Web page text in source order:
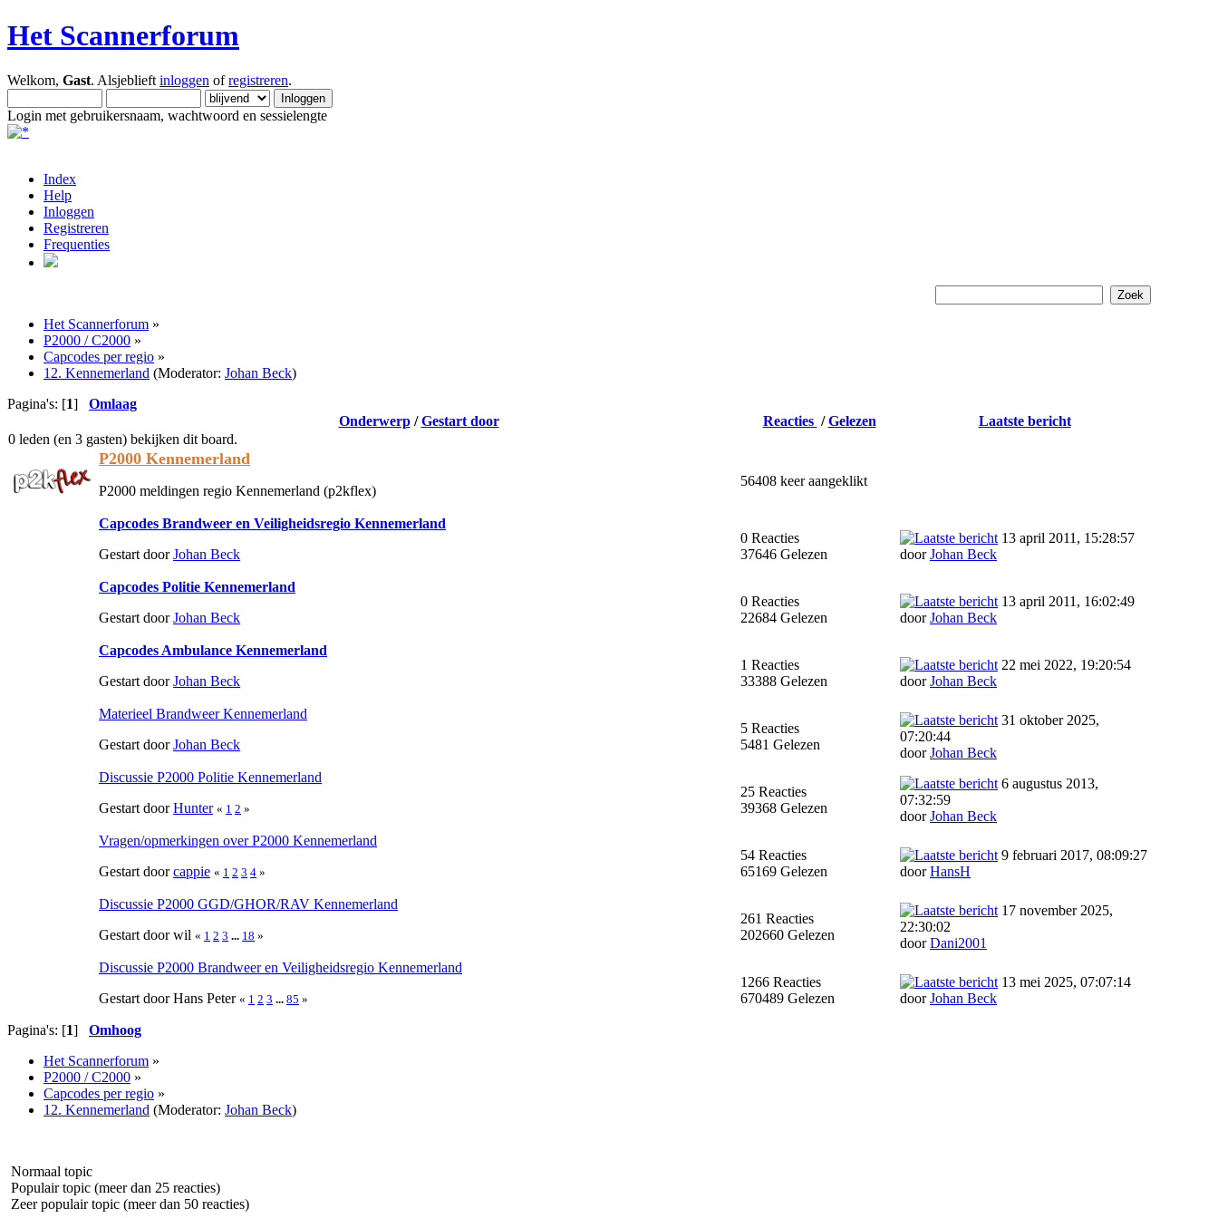
Het Scannerforum
Welkom, Gast. Alsjeblieft inloggen ofregistreren.
Login met gebruikersnaam, wachtwoord en sessielengte
Index
Help
Inloggen
Registreren
Frequenties
Het Scannerforum »
P2000 / C2000 »
Capcodes per regio »
12. Kennemerland (Moderator: Johan Beck)
Pagina's: [1] Omlaag
Onderwerp/Gestart door Reacties /Gelezen
Laatste bericht
0 leden (en 3 gasten) bekijken dit board.
P2000 Kennemerland
P2000 meldingen regio Kennemerland (p2kflex)
56408 keer aangeklikt
Capcodes Brandweer en Veiligheidsregio Kennemerland
Gestart doorJohan Beck
0 Reacties
37646 Gelezen
13 april 2011, 15:28:57
doorJohan Beck
Capcodes Politie Kennemerland
Gestart doorJohan Beck
0 Reacties
22684 Gelezen
13 april 2011, 16:02:49
doorJohan Beck
Capcodes Ambulance Kennemerland
Gestart doorJohan Beck
1 Reacties
33388 Gelezen
22 mei 2022, 19:20:54
doorJohan Beck
Materieel Brandweer Kennemerland
Gestart doorJohan Beck
5 Reacties
5481 Gelezen
31 oktober 2025,
07:20:44
doorJohan Beck
Discussie P2000 Politie Kennemerland
Gestart doorHunter « 1 2 »
25 Reacties
39368 Gelezen
6 augustus 2013,
07:32:59
doorJohan Beck
Vragen/opmerkingen over P2000 Kennemerland
Gestart doorcappie « 1 2 3 4 »
54 Reacties
65169 Gelezen
9 februari 2017, 08:09:27
doorHansH
Discussie P2000 GGD/GHOR/RAV Kennemerland
Gestart door wil « 1 2 3 ... 18 »
261 Reacties
202660 Gelezen
17 november 2025,
22:30:02
doorDani2001
Discussie P2000 Brandweer en Veiligheidsregio Kennemerland
Gestart door Hans Peter « 1 2 3 ... 85 »
1266 Reacties
670489 Gelezen
13 mei 2025, 07:07:14
doorJohan Beck
Pagina's: [1] Omhoog
Het Scannerforum »
P2000 / C2000 »
Capcodes per regio »
12. Kennemerland (Moderator: Johan Beck)
Normaal topic
Populair topic (meer dan 25 reacties)
Zeer populair topic (meer dan 50 reacties)